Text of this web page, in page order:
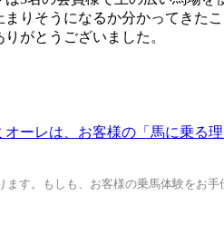
りそうになるか分かってき
がとうございました。
す。もしも、お客様の乗馬体験をお